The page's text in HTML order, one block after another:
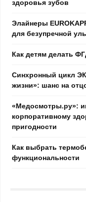
здоровья зубов
Элайнеры
для безупречной
Как детям делать
Синхронный цикл
жизни»: шанс на
«Медосмотры.ру»:
корпоративному
пригодности
Как выбрать
функциональности